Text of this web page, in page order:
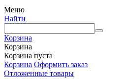
Меню
Найти
Корзина
Корзина
Корзина пуста
Корзина Оформить заказ
Отложенные товары